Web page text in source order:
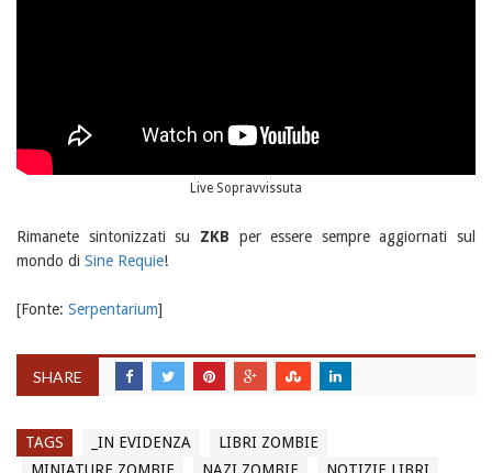
Live Sopravvissuta
Rimanete sintonizzati su ZKB per essere sempre aggiornati sul
mondo di Sine Requie!
[Fonte: Serpentarium]
SHARE
TAGS _IN EVIDENZA
LIBRI ZOMBIE